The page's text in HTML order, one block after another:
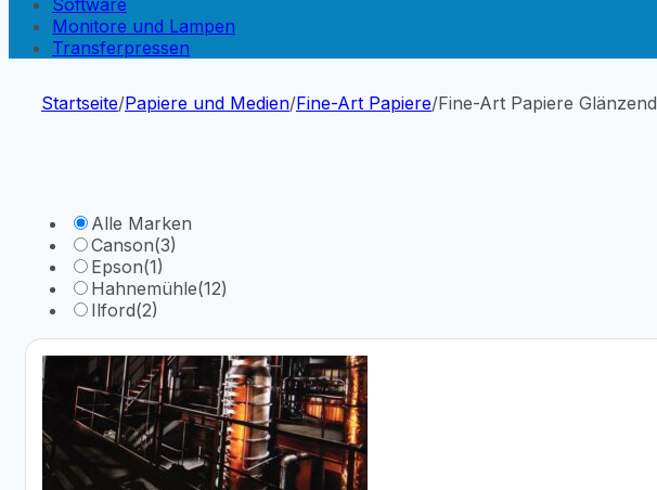
Software
Monitore und Lampen
Transferpressen
Startseite/Papiere und Medien/Fine-Art Papiere/Fine-Art Papiere Glänzend
Alle Marken
Canson(3)
Epson(1)
Hahnemühle(12)
Ilford(2)